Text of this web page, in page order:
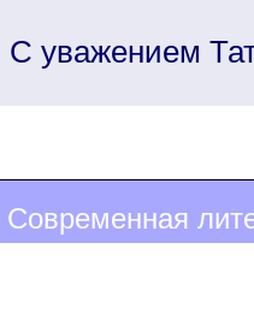
С уважением
Современная